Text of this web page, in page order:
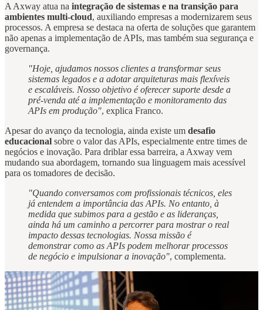
A Axway atua na integração de sistemas e na transição para
ambientes multi-cloud, auxiliando empresas a modernizarem seus
processos. A empresa se destaca na oferta de soluções que garantem
não apenas a implementação de APIs, mas também sua segurança e
governança.
"Hoje, ajudamos nossos clientes a transformar seus
sistemas legados e a adotar arquiteturas mais flexíveis
e escaláveis. Nosso objetivo é oferecer suporte desde a
pré-venda até a implementação e monitoramento das
APIs em produção", explica Franco.
Apesar do avanço da tecnologia, ainda existe um desafio
educacional sobre o valor das APIs, especialmente entre times de
negócios e inovação. Para driblar essa barreira, a Axway vem
mudando sua abordagem, tornando sua linguagem mais acessível
para os tomadores de decisão.
"Quando conversamos com profissionais técnicos, eles
já entendem a importância das APIs. No entanto, à
medida que subimos para a gestão e as lideranças,
ainda há um caminho a percorrer para mostrar o real
impacto dessas tecnologias. Nossa missão é
demonstrar como as APIs podem melhorar processos
de negócio e impulsionar a inovação", complementa.